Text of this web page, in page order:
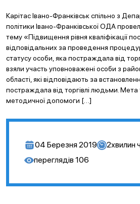
Карітас Івано-Франківськ спільно з
політики Івано-Франківської ОДА
тему «Підвищення рівня кваліфікації
відповідальних за проведення
статусу особи, яка постраждала від
взяли участь уповноважені особи з
області, які відповідають за
постраждала від торгівлі людьми. Мета
методичної допомоги […]
04 Березня 2019 2хвилин
переглядів 106